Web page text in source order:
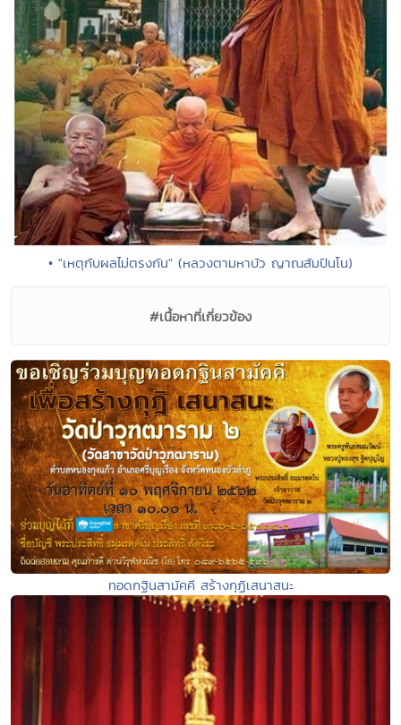
• "เหตุกับผลไม่ตรงกัน" (หลวงตามหาบัว ญาณสัมปันโน)
#เนื้อหาที่เกี่ยวข้อง
ทอดกฐินสามัคคี สร้างกุฏิเสนาสนะ